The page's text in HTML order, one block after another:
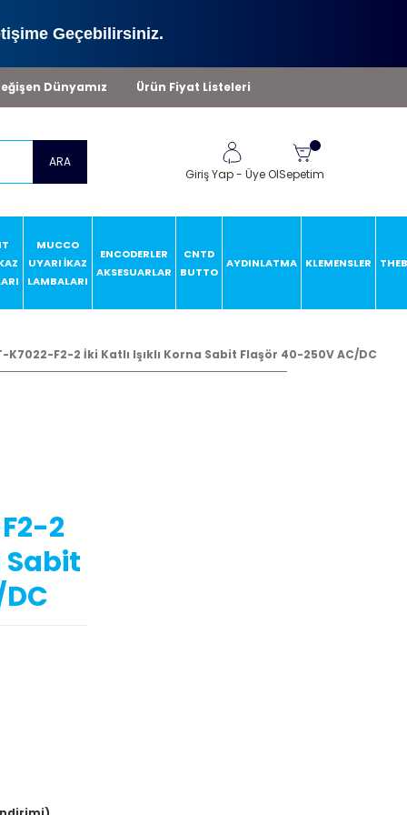
Geçebilirsiniz.
Dünyamız Ürün Fiyat Listeleri
ARA
Giriş Yap- Üye OlSepetim
MUCCO
UYARI İKAZ
LAMBALARI
ENCODERLER
AKSESUARLAR
CNTD
BUTTO
AYDINLATMA KLEMENSLER
K7022-F2-2 İki Katlı Işıklı Korna Sabit Flaşör 40-250V AC/DC
2
Sabit